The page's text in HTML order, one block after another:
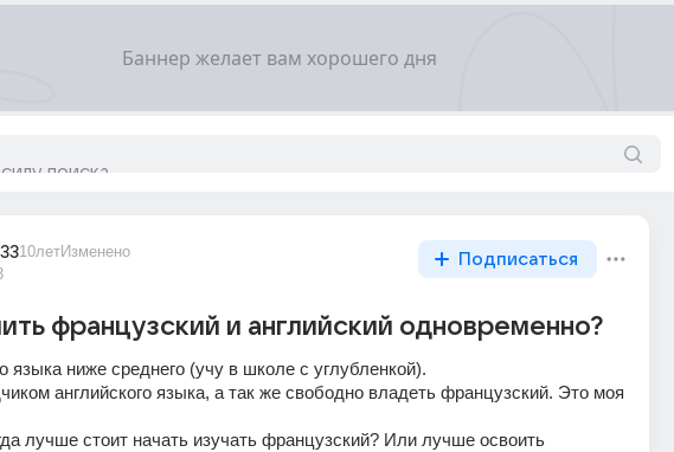
10летИзменено Подписаться
французский и английский одновременно?
языка ниже среднего (учу в школе с углубленкой).
английского языка, а так же свободно владеть французский. Это моя
лучше стоит начать изучать французский? Или лучше освоить